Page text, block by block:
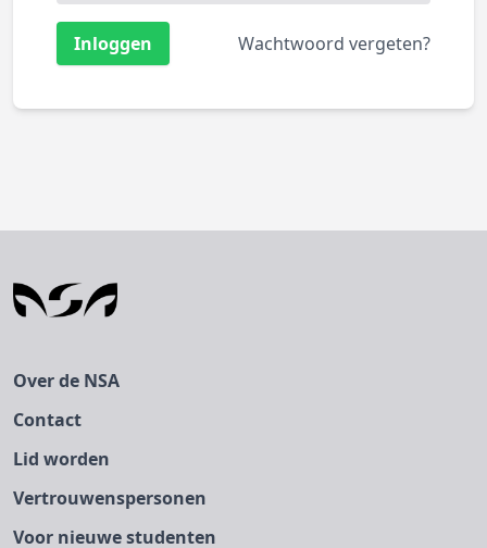
Wachtwoord vergeten?
Over de NSA
Contact
Lid worden
Vertrouwenspersonen
Voor nieuwe studenten